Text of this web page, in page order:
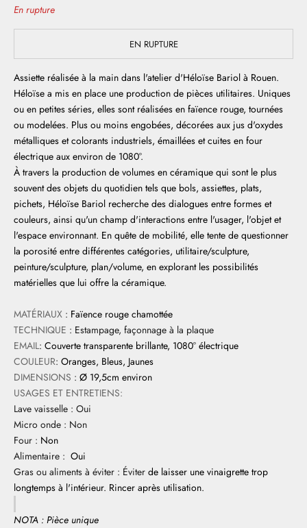
En rupture
EN RUPTURE
Assiette réalisée à la main dans l'atelier d'Héloïse Bariol à Rouen.
Héloïse a mis en place une production de pièces utilitaires. Uniques
ou en petites séries, elles sont réalisées en faïence rouge, tournées
ou modelées. Plus ou moins engobées, décorées aux jus d'oxydes
métalliques et colorants industriels, émaillées et cuites en four
électrique aux environ de 1080°.
À travers la production de volumes en céramique qui sont le plus
souvent des objets du quotidien tels que bols, assiettes, plats,
pichets, Héloïse Bariol recherche des dialogues entre formes et
couleurs, ainsi qu'un champ d'interactions entre l'usager, l'objet et
l'espace environnant. En quête de mobilité, elle tente de questionner
la porosité entre différentes catégories, utilitaire/sculpture,
peinture/sculpture, plan/volume, en explorant les possibilités
matérielles que lui offre la céramique.
MATÉRIAUX : Faïence rouge chamottée
TECHNIQUE : Estampage, façonnage à la plaque
EMAIL: Couverte transparente brillante, 1080° électrique
COULEUR: Oranges, Bleus, Jaunes
DIMENSIONS : Ø 19,5cm environ
USAGES ET ENTRETIENS:
Lave vaisselle : Oui
Micro onde : Non
Four : Non
Alimentaire : Oui
Gras ou aliments à éviter : Éviter de laisser une vinaigrette trop
longtemps à l'intérieur. Rincer après utilisation.
NOTA : Pièce unique